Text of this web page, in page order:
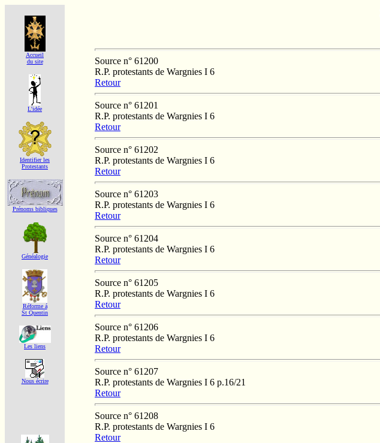
Accueil
du site
L'idée
Identifier les
Protestants
Prénoms bibliques
Généalogie
Réforme á
St Quentin
Les liens
Nous écrire
Source n° 61200
R.P. protestants de Wargnies I 6
Retour
Source n° 61201
R.P. protestants de Wargnies I 6
Retour
Source n° 61202
R.P. protestants de Wargnies I 6
Retour
Source n° 61203
R.P. protestants de Wargnies I 6
Retour
Source n° 61204
R.P. protestants de Wargnies I 6
Retour
Source n° 61205
R.P. protestants de Wargnies I 6
Retour
Source n° 61206
R.P. protestants de Wargnies I 6
Retour
Source n° 61207
R.P. protestants de Wargnies I 6 p.16/21
Retour
Source n° 61208
R.P. protestants de Wargnies I 6
Retour